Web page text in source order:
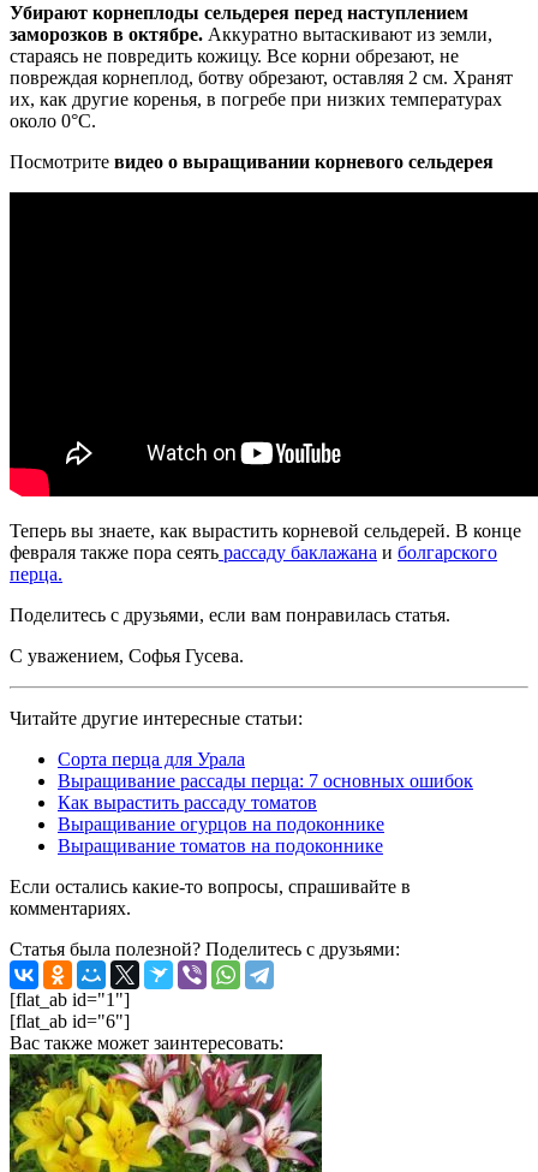
Убирают корнеплоды сельдерея перед наступлением
заморозков в октябре. Аккуратно вытаскивают из земли,
стараясь не повредить кожицу. Все корни обрезают, не
повреждая корнеплод, ботву обрезают, оставляя 2 см. Хранят
их, как другие коренья, в погребе при низких температурах
около 0°С.
Посмотрите видео о выращивании корневого сельдерея
Теперь вы знаете, как вырастить корневой сельдерей. В конце
февраля также пора сеять рассаду баклажана и болгарского
перца.
Поделитесь с друзьями, если вам понравилась статья.
С уважением, Софья Гусева.
Читайте другие интересные статьи:
Сорта перца для Урала
Выращивание рассады перца: 7 основных ошибок
Как вырастить рассаду томатов
Выращивание огурцов на подоконнике
Выращивание томатов на подоконнике
Если остались какие-то вопросы, спрашивайте в
комментариях.
Статья была полезной? Поделитесь с друзьями:
[flat_ab id="1"]
[flat_ab id="6"]
Вас также может заинтересовать: